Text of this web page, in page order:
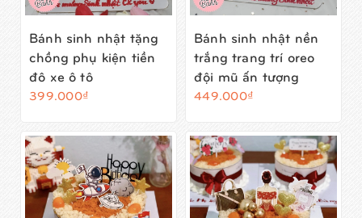
Bánh sinh nhật tặng
chồng phụ kiện tiền
đô xe ô tô
399.000₫
Bánh sinh nhật nền
trắng trang trí oreo
đội mũ ấn tượng
449.000₫